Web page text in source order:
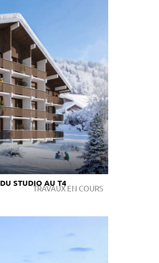
DU STUDIO AU T4
TRAVAUX EN COURS